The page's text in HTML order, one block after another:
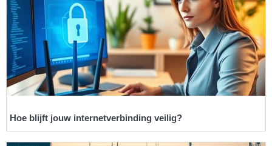
Hoe blijft jouw internetverbinding veilig?